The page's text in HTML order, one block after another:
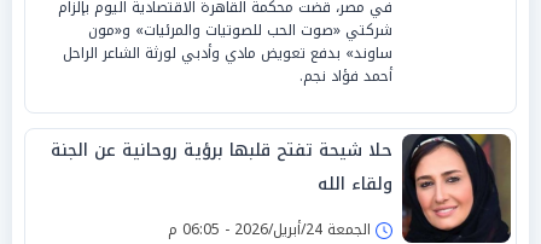
في مصر، قضت محكمة القاهرة الاقتصادية اليوم بإلزام
شركتي «صوت الحب للصوتيات والمرئيات» و«مون
ساوند» بدفع تعويض مادي وأدبي لورثة الشاعر الراحل
أحمد فؤاد نجم.
حلا شيحة تفتح قلبها برؤية روحانية عن الجنة
ولقاء الله
الجمعة 24/أبريل/2026 - 06:05 م